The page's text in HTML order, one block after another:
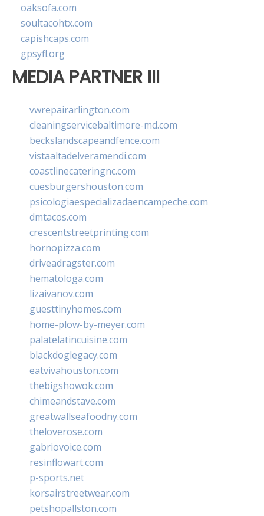
oaksofa.com
soultacohtx.com
capishcaps.com
gpsyfl.org
MEDIA PARTNER III
vwrepairarlington.com
cleaningservicebaltimore-md.com
beckslandscapeandfence.com
vistaaltadelveramendi.com
coastlinecateringnc.com
cuesburgershouston.com
psicologiaespecializadaencampeche.com
dmtacos.com
crescentstreetprinting.com
hornopizza.com
driveadragster.com
hematologa.com
lizaivanov.com
guesttinyhomes.com
home-plow-by-meyer.com
palatelatincuisine.com
blackdoglegacy.com
eatvivahouston.com
thebigshowok.com
chimeandstave.com
greatwallseafoodny.com
theloverose.com
gabriovoice.com
resinflowart.com
p-sports.net
korsairstreetwear.com
petshopallston.com